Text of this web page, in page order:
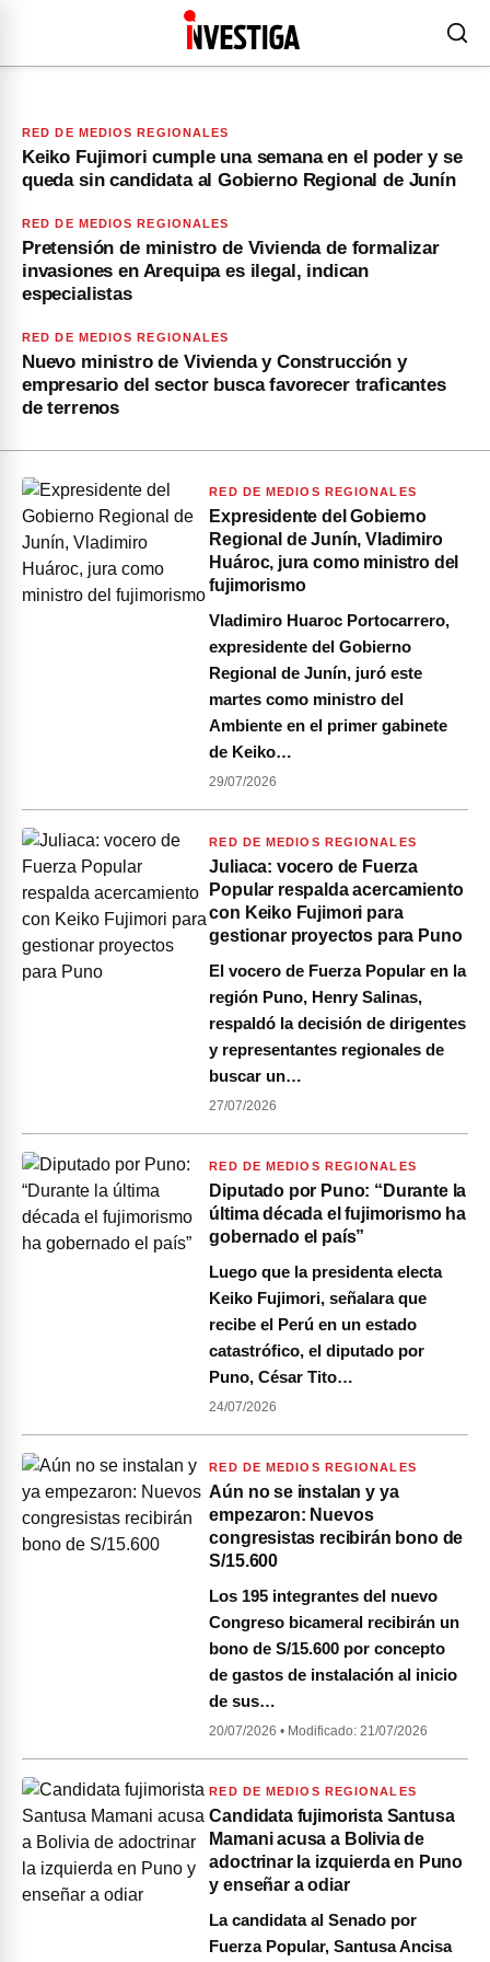
RED DE MEDIOS REGIONALES
Keiko Fujimori cumple una semana en el poder y se
queda sin candidata al Gobierno Regional de Junín
RED DE MEDIOS REGIONALES
Pretensión de ministro de Vivienda de formalizar
invasiones en Arequipa es ilegal, indican
especialistas
RED DE MEDIOS REGIONALES
Nuevo ministro de Vivienda y Construcción y
empresario del sector busca favorecer traficantes
de terrenos
RED DE MEDIOS REGIONALES
Expresidente del Gobierno
Regional de Junín, Vladimiro
Huároc, jura como ministro del
fujimorismo
Vladimiro Huaroc Portocarrero,
expresidente del Gobierno
Regional de Junín, juró este
martes como ministro del
Ambiente en el primer gabinete
de Keiko…
29/07/2026
RED DE MEDIOS REGIONALES
Juliaca: vocero de Fuerza
Popular respalda acercamiento
con Keiko Fujimori para
gestionar proyectos para Puno
El vocero de Fuerza Popular en la
región Puno, Henry Salinas,
respaldó la decisión de dirigentes
y representantes regionales de
buscar un…
27/07/2026
RED DE MEDIOS REGIONALES
Diputado por Puno: “Durante la
última década el fujimorismo ha
gobernado el país”
Luego que la presidenta electa
Keiko Fujimori, señalara que
recibe el Perú en un estado
catastrófico, el diputado por
Puno, César Tito…
24/07/2026
RED DE MEDIOS REGIONALES
Aún no se instalan y ya
empezaron: Nuevos
congresistas recibirán bono de
S/15.600
Los 195 integrantes del nuevo
Congreso bicameral recibirán un
bono de S/15.600 por concepto
de gastos de instalación al inicio
de sus…
20/07/2026 • Modificado: 21/07/2026
RED DE MEDIOS REGIONALES
Candidata fujimorista Santusa
Mamani acusa a Bolivia de
adoctrinar la izquierda en Puno
y enseñar a odiar
La candidata al Senado por
Fuerza Popular, Santusa Ancisa